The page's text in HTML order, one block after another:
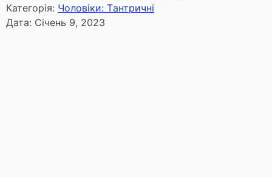
Категорія: Чоловіки: Tантричні
Дата: Січень 9, 2023